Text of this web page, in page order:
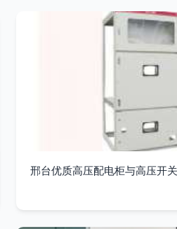
邢台优质高压配电柜与高压开